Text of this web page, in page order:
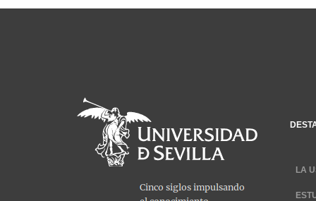
LA